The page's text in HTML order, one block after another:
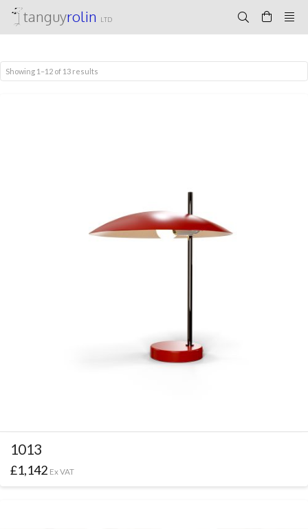
tanguyrolin LTD
Showing 1–12 of 13 results
1013
£1,142 Ex VAT